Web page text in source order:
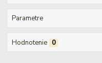
Parametre
Hodnotenie 0